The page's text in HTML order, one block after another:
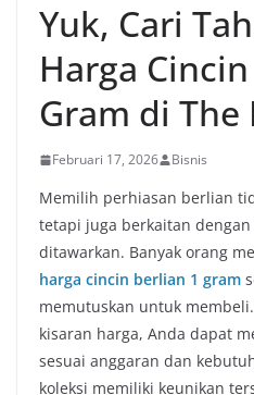
Yuk, Cari
Harga
Gram di The
Februari 17, 2026 Bisnis
Memilih perhiasan berlian
tetapi juga berkaitan
ditawarkan. Banyak orang
harga cincin berlian 1 gram
memutuskan untuk
kisaran harga, Anda dapat
sesuai anggaran dan
koleksi memiliki keunikan